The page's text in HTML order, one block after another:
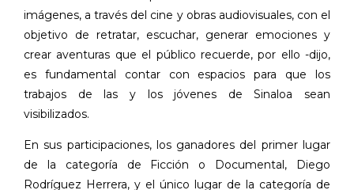
imágenes, a través del cine y obras audiovisuales, con el
objetivo de retratar, escuchar, generar emociones y
crear aventuras que el público recuerde, por ello -dijo,
es fundamental contar con espacios para que los
trabajos de las y los jóvenes de Sinaloa sean
visibilizados.
En sus participaciones, los ganadores del primer lugar
de la categoría de Ficción o Documental, Diego
Rodríguez Herrera, y el único lugar de la categoría de